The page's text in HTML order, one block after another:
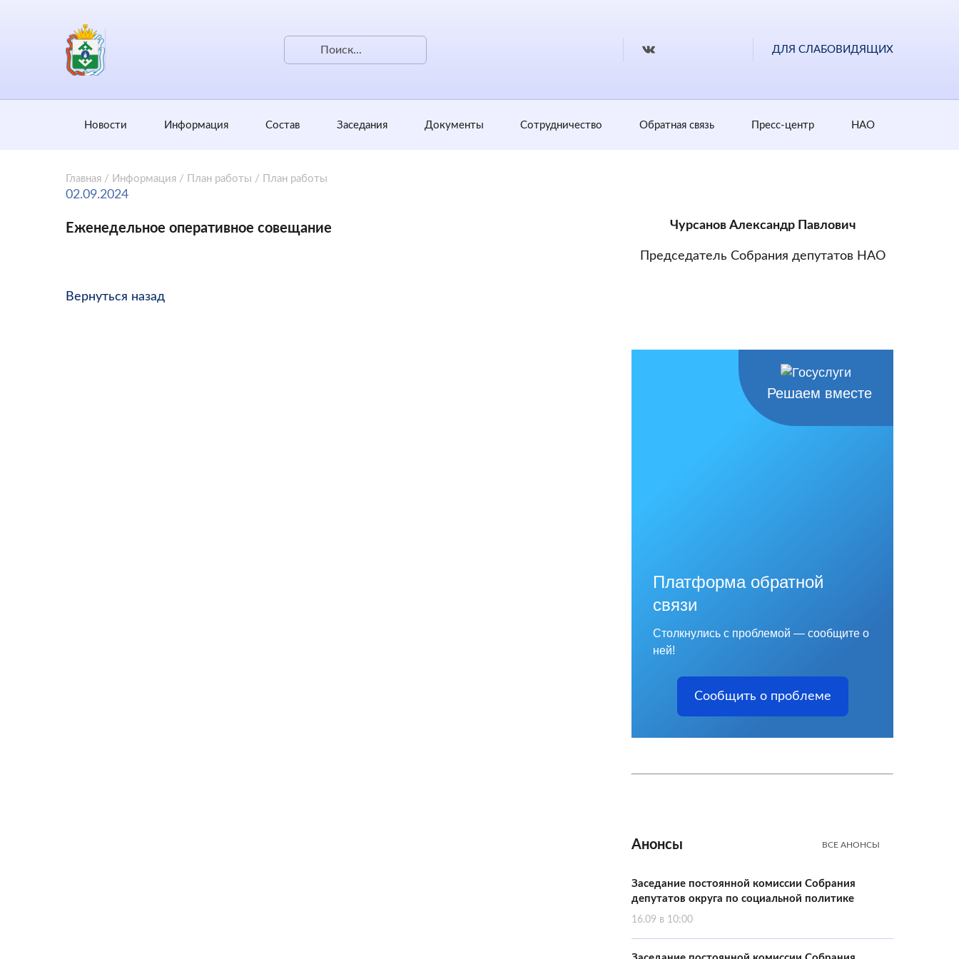
ДЛЯ СЛАБОВИДЯЩИХ
Новости Информация Состав Заседания Документы Сотрудничество Обратная cвязь Пресс-центр НАО
Главная / Информация / План работы / План работы
02.09.2024
Еженедельное оперативное совещание
Вернуться назад
Чурсанов Александр Павлович
Председатель Собрания депутатов НАО
Решаем вместе
Платформа обратной
связи
Столкнулись с проблемой — сообщите о
ней!
Сообщить о проблеме
Анонсы ВСЕ АНОНСЫ
Заседание постоянной комиссии Собрания
депутатов округа по социальной политике
16.09 в 10:00